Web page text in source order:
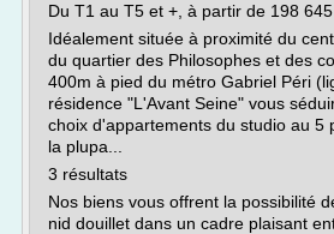
Du T1 au T5 et +, à partir de 198
Idéalement située à proximité du
du quartier des Philosophes et des
400m à pied du métro Gabriel Péri
résidence "L'Avant Seine" vous
choix d'appartements du studio au 5
la plupa...
3 résultats
Nos biens vous offrent la possibilité
nid douillet dans un cadre plaisant